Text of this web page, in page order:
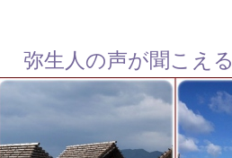
弥生人の声が聞こえ